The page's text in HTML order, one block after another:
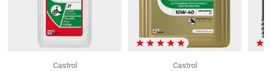
Castrol
Castrol